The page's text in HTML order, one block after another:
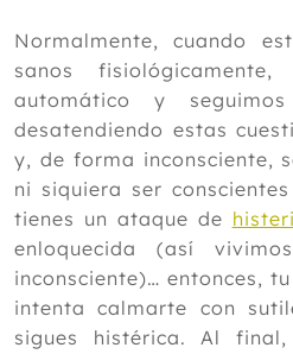
Normalmente, cuando
sanos
automático y
desatendiendo estas
y, de forma inconsciente,
ni siquiera ser
tienes un ataque de
enloquecida (así
inconsciente)… entonces,
intenta calmarte con
sigues histérica. Al